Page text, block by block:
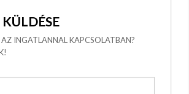
AZ INGATLANNAL KAPCSOLATBAN?